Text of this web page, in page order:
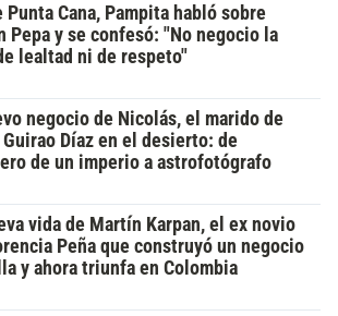
Punta Cana, Pampita habló sobre
Pepa y se confesó: "No negocio la
lealtad ni de respeto"
negocio de Nicolás, el marido de
Guirao Díaz en el desierto: de
de un imperio a astrofotógrafo
vida de Martín Karpan, el ex novio
Peña que construyó un negocio
y ahora triunfa en Colombia